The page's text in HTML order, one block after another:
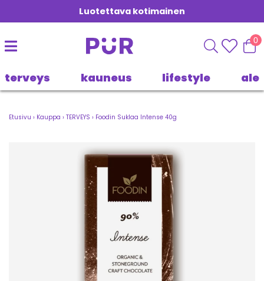
Luotettava kotimainen
0
terveys kauneus lifestyle ale
Etusivu › Kauppa › TERVEYS › Foodin Suklaa Intense 40g